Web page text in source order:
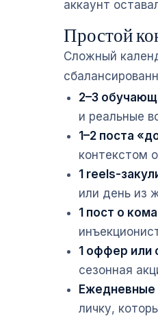
аккаунт
Простой
Сложный
2–3
и реальные
1–2 поста
контекстом
1 reels-
или день из
1 пост о
1 оффер или
сезонная
Ежедневные
личку,